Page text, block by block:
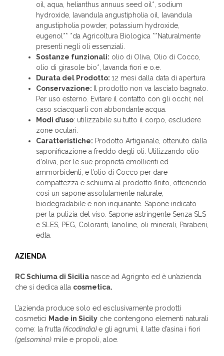
oil, aqua, helianthus annuus seed oil*, sodium
hydroxide, lavandula angustipholia oil, lavandula
angustipholia powder, potassium hydroxide,
eugenol** *da Agricoltura Biologica **Naturalmente
presenti negli oli essenziali.
Sostanze funzionali: olio di Oliva, Olio di Cocco,
olio di girasole bio*, lavanda fiori e o.e.
Durata del Prodotto: 12 mesi dalla data di apertura
Conservazione: Il prodotto non va lasciato bagnato.
Per uso esterno. Evitare il contatto con gli occhi; nel
caso sciacquarli con abbondante acqua.
Modi d’uso: utilizzabile su tutto il corpo, escludere
zone oculari.
Caratteristiche: Prodotto Artigianale, ottenuto dalla
saponificazione a freddo degli oli. Utilizzando olio
d’oliva, per le sue proprietà emollienti ed
ammorbidenti, e l’olio di Cocco per dare
compattezza e schiuma al prodotto finito, ottenendo
così un sapone assolutamente naturale,
biodegradabile e non inquinante. Sapone indicato
per la pulizia del viso. Sapone astringente Senza SLS
e SLES, PEG, Coloranti, lanoline, oli minerali, Parabeni,
edta.
AZIENDA
RC Schiuma di Sicilia nasce ad Agrignto ed è un’azienda
che si dedica alla cosmetica.
L’azienda produce solo ed esclusivamente prodotti
cosmetici Made in Sicily che contengono elementi naturali
come: la frutta (ficodindia)e gli agrumi, il latte d’asina i fiori
(gelsomino) mile e propoli, aloe.